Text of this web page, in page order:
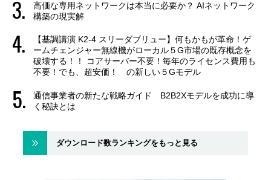
高価な専用ネットワークは本当に必要か？ AIネットワーク
構築の現実解
【基調講演 K2-4 スリーダブリュー】何もかもが革命！ゲ
ームチェンジャー無線機がローカル５G市場の既存概念を
破壊する！！ コアサーバー不要！毎年のライセンス費用も
不要！でも、超安価！ の新しい５Gモデル
通信事業者の新たな戦略ガイド B2B2Xモデルを成功に導
く秘訣とは
ダウンロード数ランキングをもっと見る